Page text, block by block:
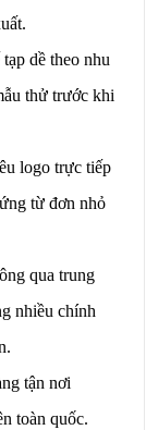
dề theo nhu
thử trước khi
logo trực tiếp
từ đơn nhỏ
qua trung
nhiều chính
tận nơi
toàn quốc.